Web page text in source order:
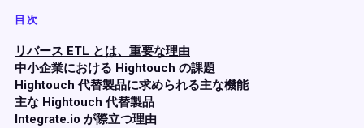
目次
リバース ETL とは、重要な理由
中小企業における Hightouch の課題
Hightouch 代替製品に求められる主な機能
主な Hightouch 代替製品
Integrate.io が際立つ理由